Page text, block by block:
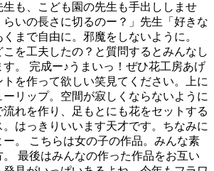
も、こども園の先生も手出ししませ
いの長さに切るのー？」先生「好きな
まで自由に。邪魔をしないように。
を工夫したの？と質問するとみんなし
。 完成ー♪うまいっ！ぜひ花工房あげ
を作って欲しい笑見てください。上に
リップ。空間が寂しくならないように
れを作り、足もとにも花をセットする
。はっきりいいます天才です。ちなみに
。 こちらは女の子の作品。みんな素
最後はみんなの作った作品をお互い